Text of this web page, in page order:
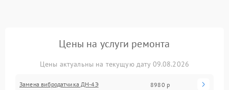
Цены на услуги ремонта
Цены актуальны на текущую дату 09.08.2026
Замена вибродатчика ДН-4Э 8980 р